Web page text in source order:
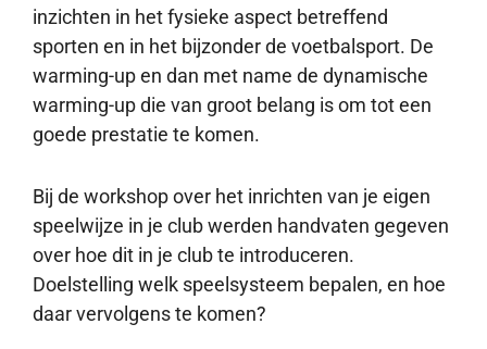
inzichten in het fysieke aspect betreffend
sporten en in het bijzonder de voetbalsport. De
warming-up en dan met name de dynamische
warming-up die van groot belang is om tot een
goede prestatie te komen.
Bij de workshop over het inrichten van je eigen
speelwijze in je club werden handvaten gegeven
over hoe dit in je club te introduceren.
Doelstelling welk speelsysteem bepalen, en hoe
daar vervolgens te komen?